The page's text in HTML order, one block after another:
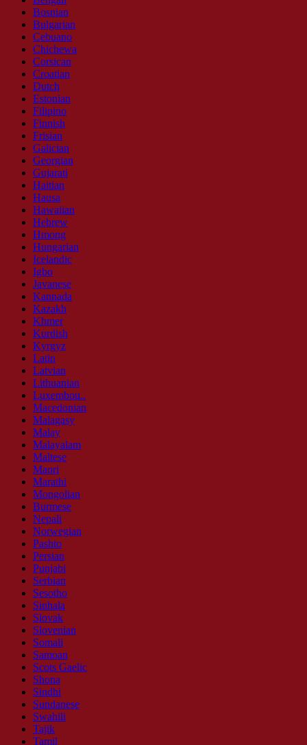
Bosnian
Bulgarian
Cebuano
Chichewa
Corsican
Croatian
Dutch
Estonian
Filipino
Finnish
Frisian
Galician
Georgian
Gujarati
Haitian
Hausa
Hawaiian
Hebrew
Hmong
Hungarian
Icelandic
Igbo
Javanese
Kannada
Kazakh
Khmer
Kurdish
Kyrgyz
Latin
Latvian
Lithuanian
Luxembou..
Macedonian
Malagasy
Malay
Malayalam
Maltese
Maori
Marathi
Mongolian
Burmese
Nepali
Norwegian
Pashto
Persian
Punjabi
Serbian
Sesotho
Sinhala
Slovak
Slovenian
Somali
Samoan
Scots Gaelic
Shona
Sindhi
Sundanese
Swahili
Tajik
Tamil